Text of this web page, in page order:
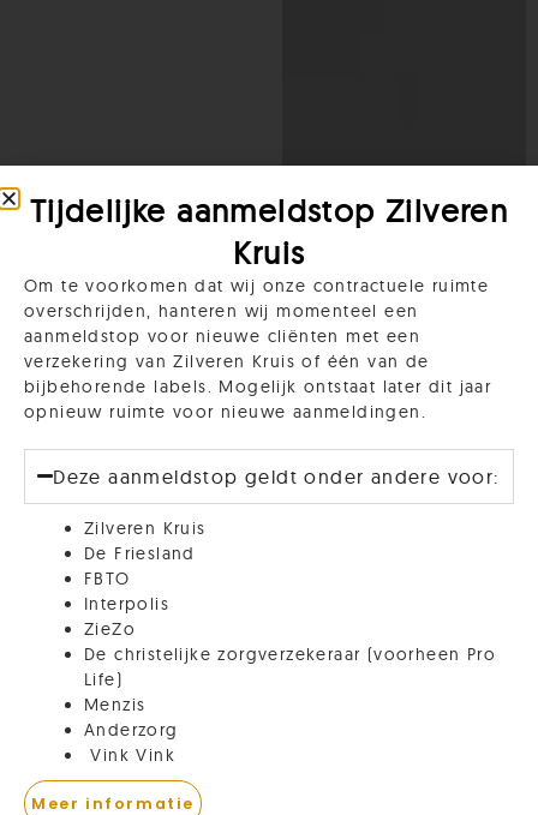
Tijdelijke aanmeldstop Zilveren
Kruis
Om te voorkomen dat wij onze contractuele ruimte
overschrijden, hanteren wij momenteel een
aanmeldstop voor nieuwe cliënten met een
verzekering van Zilveren Kruis of één van de
bijbehorende labels. Mogelijk ontstaat later dit jaar
opnieuw ruimte voor nieuwe aanmeldingen.
Deze aanmeldstop geldt onder andere voor:
Zilveren Kruis
De Friesland
FBTO
Interpolis
ZieZo
De christelijke zorgverzekeraar (voorheen Pro
Life)
Menzis
Anderzorg
Vink Vink
Meer informatie